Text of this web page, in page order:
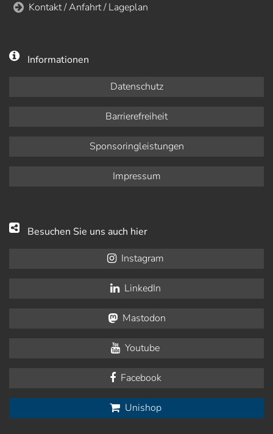
Kontakt / Anfahrt / Lageplan
Informationen
Datenschutz
Barrierefreiheit
Sponsoringleistungen
Impressum
Besuchen Sie uns auch hier
Instagram
LinkedIn
Mastodon
Youtube
Facebook
Unishop